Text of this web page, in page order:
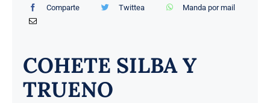
Contacto
Comparte Twittea Manda por mail
COHETE SILBA Y
TRUENO